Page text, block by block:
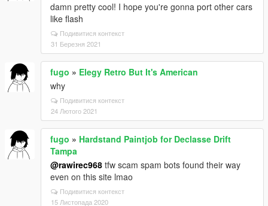
damn pretty cool! I hope you're gonna port other cars
like flash
Подивитися контекст
31 Березня 2021
fugo » Elegy Retro But It's American
why
Подивитися контекст
24 Лютого 2021
fugo » Hardstand Paintjob for Declasse Drift
Tampa
@rawirec968 tfw scam spam bots found their way
even on this site lmao
Подивитися контекст
15 Листопада 2020